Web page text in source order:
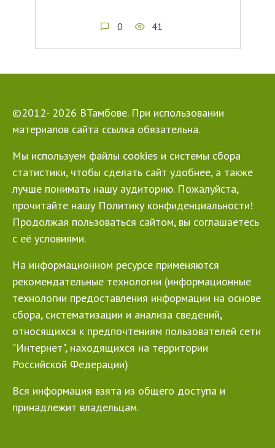
0 41
©2012- 2026 ВТамбове. При использовании
материалов сайта ссылка обязательна.
Мы используем файлы cookies и системы сбора
статистики, чтобы сделать сайт удобнее, а также
лучше понимать нашу аудиторию. Пожалуйста,
прочитайте нашу Политику конфиденциальности!
Продолжая пользоваться сайтом, вы соглашаетесь
с её условиями.
На информационном ресурсе применяются
рекомендательные технологии (информационные
технологии предоставления информации на основе
сбора, систематизации и анализа сведений,
относящихся к предпочтениям пользователей сети
"Интернет", находящихся на территории
Российской Федерации)
Вся информация взята из общего доступа и
принадлежит владельцам.